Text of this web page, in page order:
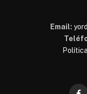
Email: